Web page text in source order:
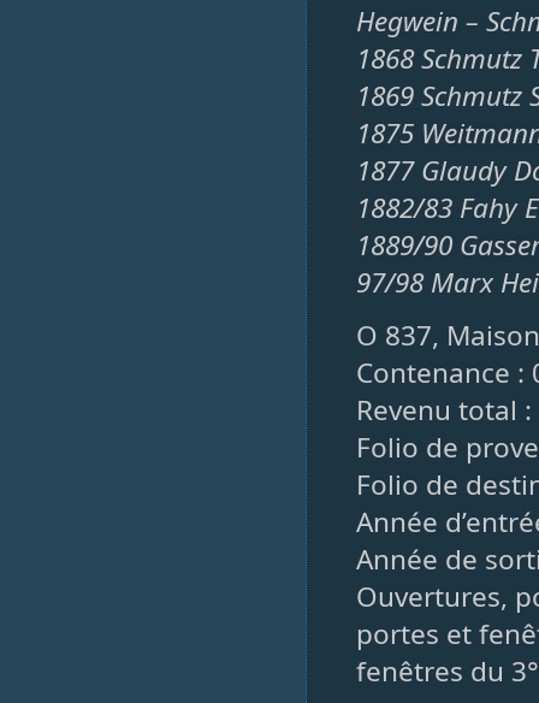
Hegwein –
1868 Schmutz
1869 Schmutz
1875
1877 Glaudy
1882/83 Fahy
1889/90
97/98 Marx
O 837,
Contenance :
Revenu total
Folio de
Folio de
Année
Année de
Ouvertures,
portes et
fenêtres du